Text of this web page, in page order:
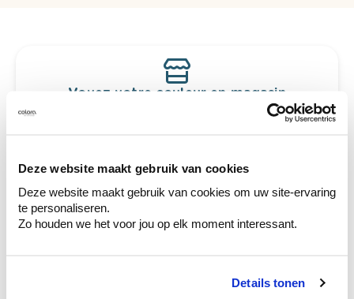
Deze website maakt gebruik van cookies
Deze website maakt gebruik van cookies om uw site-ervaring
te personaliseren.
Zo houden we het voor jou op elk moment interessant.
Details tonen
Voyez votre couleur en magasin
Découvrez des échantillons de votre
votre couleur.
Obtenez des conseils personnalisés sur la
combinaison de couleurs.